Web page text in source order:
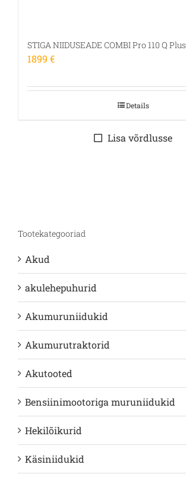
STIGA NIIDUSEADE COMBI Pro 110 Q Plus
1899 €
Details
Lisa võrdlusse
Tootekategooriad
Akud
akulehepuhurid
Akumuruniidukid
Akumurutraktorid
Akutooted
Bensiinimootoriga muruniidukid
Hekilõikurid
Käsiniidukid